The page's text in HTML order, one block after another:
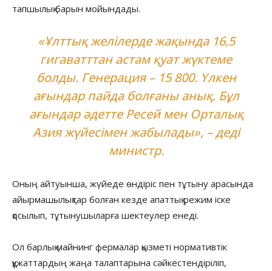
тапшылық барын мойындады.
«Ұлттық желілерде жақында 16,5
гигаватттан астам қуат жүктеме
болды. Генерация – 15 800. Үлкен
ағындар пайда болғаны анық. Бұл
ағындар әдетте Ресей мен Орталық
Азия жүйесімен жабылады», – деді
министр.
Оның айтуынша, жүйеде өндіріс пен тұтыну арасында
айырмашылықтар болған кезде апаттық режим іске
қосылып, тұтынушыларға шектеулер енеді.
Ол барлық майнинг фермалар қызметі нормативтік
құжаттардың жаңа талаптарына сәйкестендіріліп,